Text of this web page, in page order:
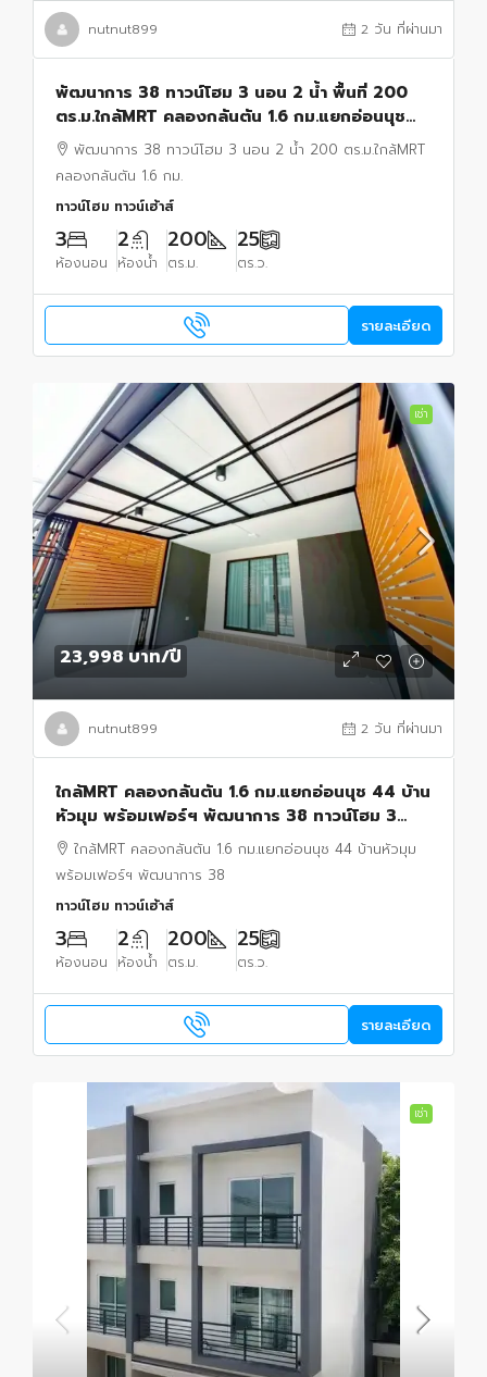
nutnut899 2 วัน ที่ผ่านมา
พัฒนาการ 38 ทาวน์โฮม 3 นอน 2 น้ำ พื้นที่ 200
ตร.ม.ใกล้MRT คลองกลันตัน 1.6 กม.แยกอ่อนนุช
44 บ้านหัวมุม พร้อมเฟอร์ฯ ธัญญะ ช็อปปิ้ง พาร์ค.
พัฒนาการ 38 ทาวน์โฮม 3 นอน 2 น้ำ 200 ตร.ม.ใกล้MRT
คลองกลันตัน 1.6 กม.
ทาวน์โฮม ทาวน์เฮ้าส์
3
ห้องนอน
2
ห้องน้ำ
200
ตร.ม.
25
ตร.ว.
รายละเอียด
เช่า
23,998 บาท/ปี
nutnut899 2 วัน ที่ผ่านมา
ใกล้MRT คลองกลันตัน 1.6 กม.แยกอ่อนนุช 44 บ้าน
หัวมุม พร้อมเฟอร์ฯ พัฒนาการ 38 ทาวน์โฮม 3
นอน 2 น้ำ พื้นที่ 200 ตร.ม. ธัญญะ ช็อปปิ้ง พาร์ค.
ใกล้MRT คลองกลันตัน 1.6 กม.แยกอ่อนนุช 44 บ้านหัวมุม
พร้อมเฟอร์ฯ พัฒนาการ 38
ทาวน์โฮม ทาวน์เฮ้าส์
3
ห้องนอน
2
ห้องน้ำ
200
ตร.ม.
25
ตร.ว.
รายละเอียด
เช่า